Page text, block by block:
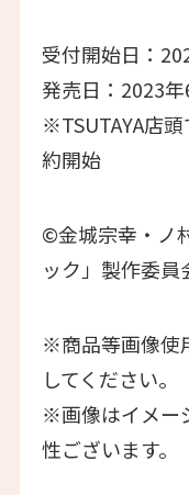
受付開始日：
発売日：2023
※TSUTAYA店
約開始
©金城宗幸・ノ
ック」製作委員
※商品等画像使
してください。
※画像はイメー
性ございます。